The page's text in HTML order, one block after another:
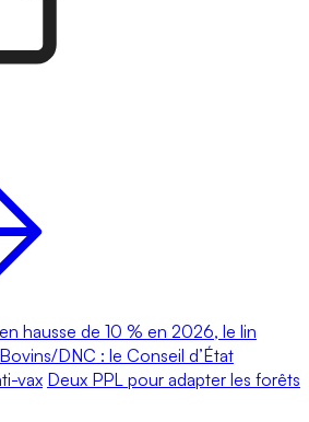
hausse de 10 % en 2026, le lin
Bovins/DNC : le Conseil d’État
vax Deux PPL pour adapter les forêts